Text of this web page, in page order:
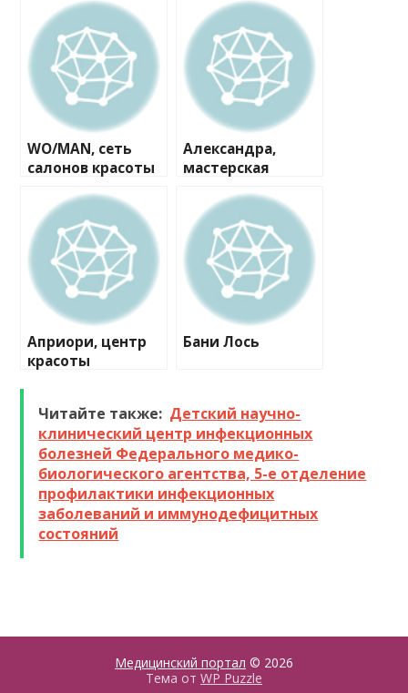
WO/MAN, сеть
салонов красоты
№1
Александра,
мастерская
Априори, центр
красоты
Бани Лось
Читайте также: Детский научно-
клинический центр инфекционных
болезней Федерального медико-
биологического агентства, 5-е отделение
профилактики инфекционных
заболеваний и иммунодефицитных
состояний
Медицинский портал © 2026
Тема от WP Puzzle